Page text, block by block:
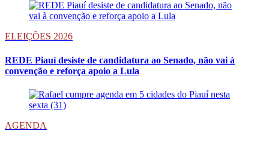
ELEIÇÕES 2026
REDE Piauí desiste de candidatura ao Senado, não vai à
convenção e reforça apoio a Lula
AGENDA